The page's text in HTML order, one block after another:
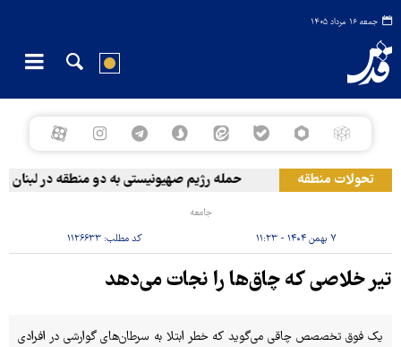
جمعه ۱۶ مرداد ۱۴۰۵
تحولات منطقه حمله رژیم صهیونیستی به دو منطقه در لبنان
جامعه
۷ بهمن ۱۴۰۴ - ۱۱:۲۳ کد مطلب: ۱۱۲۶۶۳۳
تیر خلاصی که چاق‌ها را نجات می‌دهد
یک فوق تخصصص چاقی می‌گوید که خطر ابتلا به سرطان‌های گوارشی در افرادی